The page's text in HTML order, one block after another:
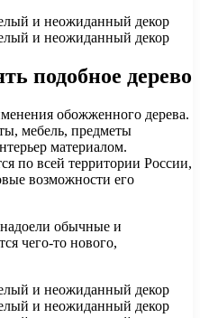
подобное дерево
обожженного дерева.
мебель, предметы
материалом.
по всей территории России,
возможности его
обычные и
чего-то нового,